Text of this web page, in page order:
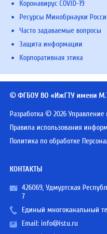
Коронавирус COVID-19
Ресурсы Минобрнауки
Часто задаваемые вопросы
Защита информации
Корпоративная этика
© ФГБОУ ВО «ИжГТУ имени
Разработка © 2026
Правила использования
Политика по обработке
КОНТАКТЫ
426069, Удмуртская
7
Единый многоканальный
Email: info@istu.ru